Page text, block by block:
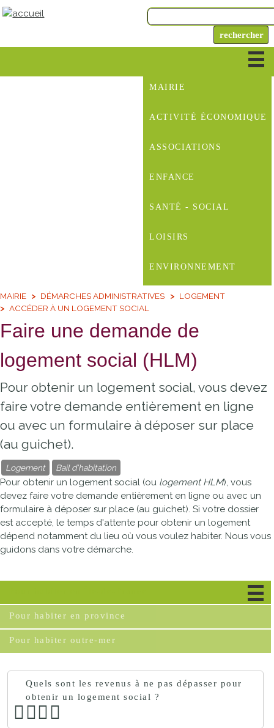
MAIRIE
ACTIVITÉ ÉCONOMIQUE
ASSOCIATIONS
ENFANCE
SANTÉ - SOCIAL
LOISIRS
ENVIRONNEMENT
MAIRIE DÉMARCHES ADMINISTRATIVES
LOGEMENT
ACCÉDER À UN LOGEMENT SOCIAL
Faire une demande de
logement social (HLM)
Pour obtenir un logement social, vous devez
faire votre demande entièrement en ligne
ou avec un formulaire à déposer sur place
(au guichet).
Logement Bail d’habitation
Pour obtenir un logement social (ou logement HLM), vous
devez faire votre demande entièrement en ligne ou avec un
formulaire à déposer sur place (au guichet). Si votre dossier
est accepté, le temps d'attente pour obtenir un logement
dépend notamment du lieu où vous voulez habiter. Nous vous
guidons dans votre démarche.
Pour habiter en province
Pour habiter outre-mer
Quels sont les revenus à ne pas dépasser pour
obtenir un logement social ?